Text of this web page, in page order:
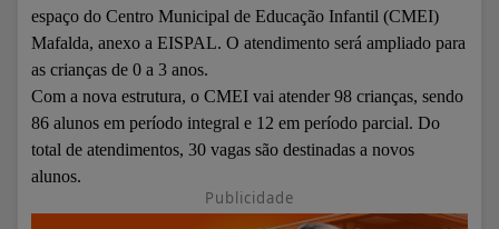
espaço do Centro Municipal de Educação Infantil (CMEI)
Mafalda, anexo a EISPAL. O atendimento será ampliado para
as crianças de 0 a 3 anos.
Com a nova estrutura, o CMEI vai atender 98 crianças, sendo
86 alunos em período integral e 12 em período parcial. Do
total de atendimentos, 30 vagas são destinadas a novos
alunos.
Publicidade